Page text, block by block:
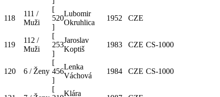
118
111 /
Muži
[
520
]
Lubomir
Okruhlica
1952 CZE
119
112 /
Muži
[
253
]
Jaroslav
Koptiš
1983 CZE CS-1000
120 6 / Ženy
[
456
]
Lenka
Váchová
1984 CZE CS-1000
[
Klára